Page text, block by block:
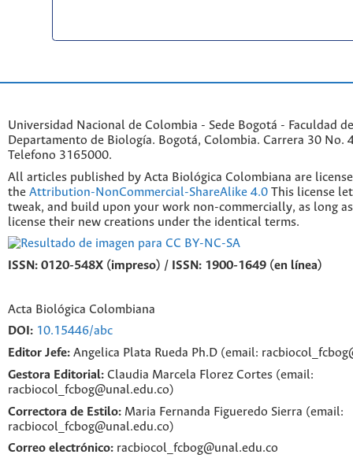
Universidad Nacional de Colombia - Sede Bogotá - Faculdad
Departamento de Biología. Bogotá, Colombia. Carrera 30 No.
Telefono 3165000.
All articles published by Acta Biológica Colombiana are
the Attribution-NonCommercial-ShareAlike 4.0 This license
tweak, and build upon your work non-commercially, as long
license their new creations under the identical terms.
ISSN: 0120-548X (impreso) / ISSN: 1900-1649 (en línea)
Acta Biológica Colombiana
DOI: 10.15446/abc
Editor Jefe: Angelica Plata Rueda Ph.D (email:
Gestora Editorial: Claudia Marcela Florez Cortes (email:
racbiocol_fcbog@unal.edu.co)
Correctora de Estilo: Maria Fernanda Figueredo Sierra (email:
racbiocol_fcbog@unal.edu.co)
Correo electrónico: racbiocol_fcbog@unal.edu.co